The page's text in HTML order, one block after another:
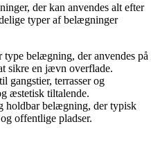
der kan anvendes alt efter
typer af belægninger
belægning, der anvendes på
sikre en jævn overflade.
gangstier, terrasser og
æstetisk tiltalende.
holdbar belægning, der typisk
offentlige pladser.